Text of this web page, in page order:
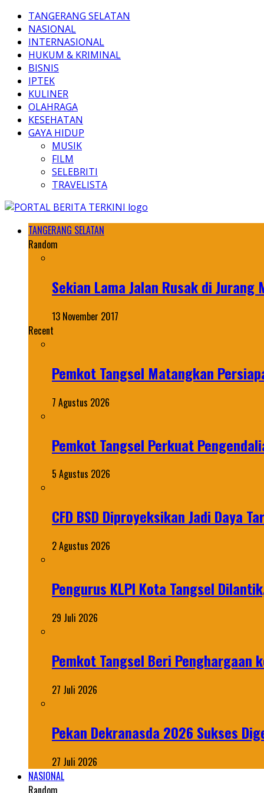
TANGERANG SELATAN
NASIONAL
INTERNASIONAL
HUKUM & KRIMINAL
BISNIS
IPTEK
KULINER
OLAHRAGA
KESEHATAN
GAYA HIDUP
MUSIK
FILM
SELEBRITI
TRAVELISTA
TANGERANG SELATAN
Random
Sekian Lama Jalan Rusak di
13 November 2017
Recent
Pemkot Tangsel Matangkan
7 Agustus 2026
Pemkot Tangsel Perkuat
5 Agustus 2026
CFD BSD Diproyeksikan Jadi Daya
2 Agustus 2026
Pengurus KLPI Kota Tangsel
29 Juli 2026
Pemkot Tangsel Beri Penghargaan
27 Juli 2026
Pekan Dekranasda 2026 Sukses
27 Juli 2026
NASIONAL
Random